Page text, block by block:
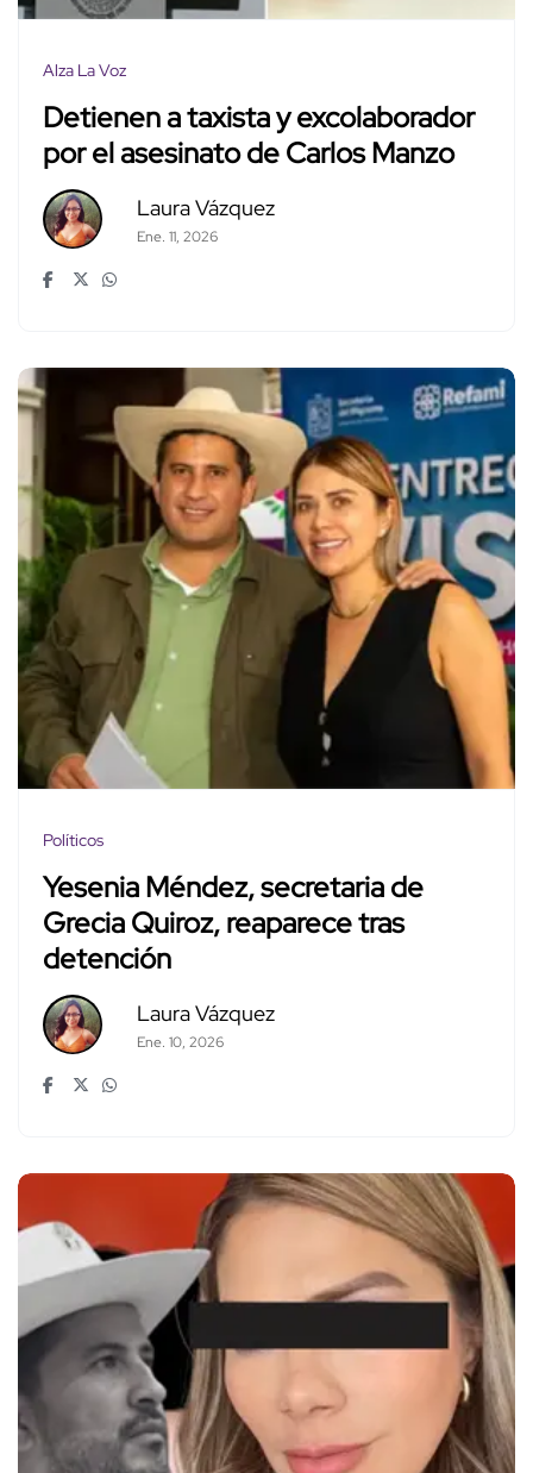
Alza La Voz
Detienen a taxista y excolaborador
por el asesinato de Carlos Manzo
Laura Vázquez
Ene. 11, 2026
Políticos
Yesenia Méndez, secretaria de
Grecia Quiroz, reaparece tras
detención
Laura Vázquez
Ene. 10, 2026